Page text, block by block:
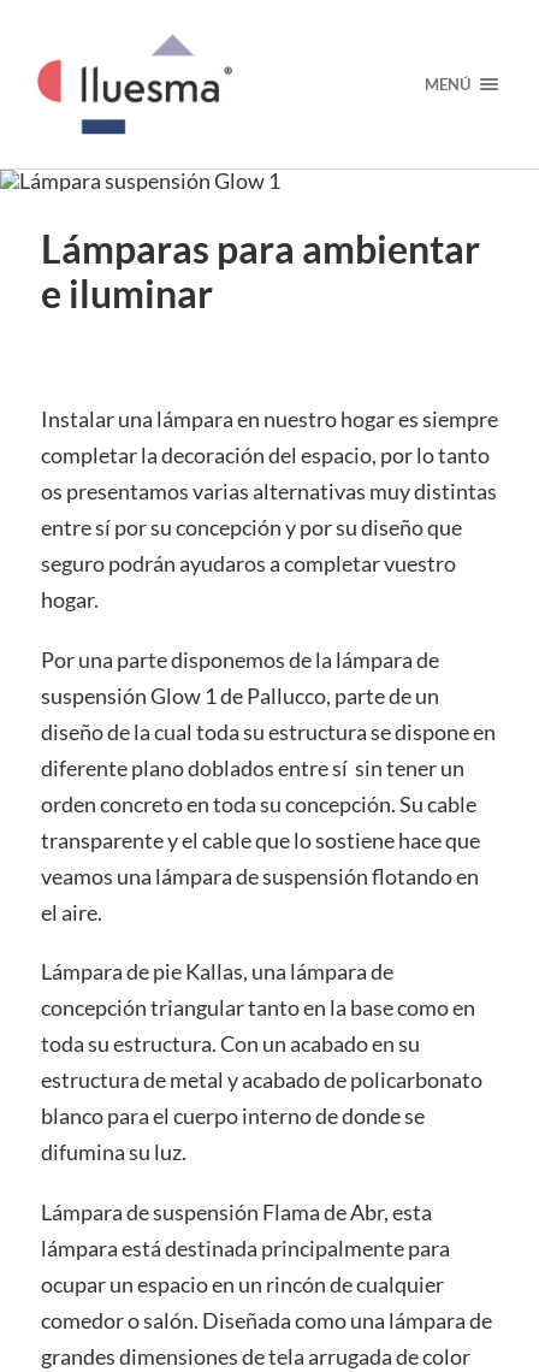
MENÚ
Lámparas para ambientar
e iluminar
Instalar una lámpara en nuestro hogar es siempre
completar la decoración del espacio, por lo tanto
os presentamos varias alternativas muy distintas
entre sí por su concepción y por su diseño que
seguro podrán ayudaros a completar vuestro
hogar.
Por una parte disponemos de la lámpara de
suspensión Glow 1 de Pallucco, parte de un
diseño de la cual toda su estructura se dispone en
diferente plano doblados entre sí sin tener un
orden concreto en toda su concepción. Su cable
transparente y el cable que lo sostiene hace que
veamos una lámpara de suspensión flotando en
el aire.
Lámpara de pie Kallas, una lámpara de
concepción triangular tanto en la base como en
toda su estructura. Con un acabado en su
estructura de metal y acabado de policarbonato
blanco para el cuerpo interno de donde se
difumina su luz.
Lámpara de suspensión Flama de Abr, esta
lámpara está destinada principalmente para
ocupar un espacio en un rincón de cualquier
comedor o salón. Diseñada como una lámpara de
grandes dimensiones de tela arrugada de color